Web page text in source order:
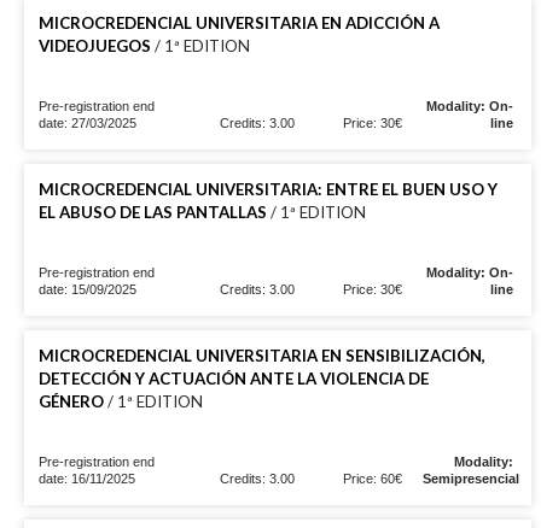
MICROCREDENCIAL UNIVERSITARIA EN ADICCIÓN A
VIDEOJUEGOS / 1ª EDITION
Pre-registration end
date: 27/03/2025
Credits: 3.00 Price: 30€
Modality: On-
line
MICROCREDENCIAL UNIVERSITARIA: ENTRE EL BUEN USO Y
EL ABUSO DE LAS PANTALLAS / 1ª EDITION
Pre-registration end
date: 15/09/2025
Credits: 3.00 Price: 30€
Modality: On-
line
MICROCREDENCIAL UNIVERSITARIA EN SENSIBILIZACIÓN,
DETECCIÓN Y ACTUACIÓN ANTE LA VIOLENCIA DE
GÉNERO/ 1ª EDITION
Pre-registration end
date: 16/11/2025
Credits: 3.00 Price: 60€
Modality:
Semipresencial